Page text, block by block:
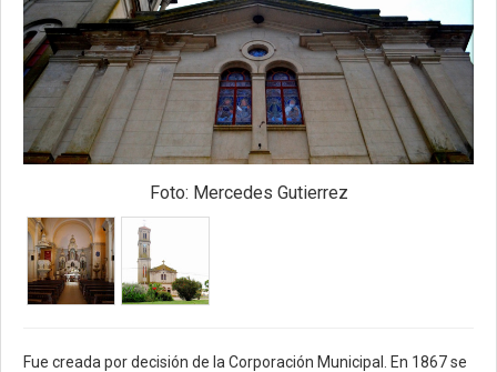
Foto: Mercedes Gutierrez
Fue creada por decisión de la Corporación Municipal. En 1867 se